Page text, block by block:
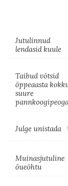
Jutulinnud
lendasid kuule
Taibud võtsid
õppeaasta
suure
Julge unistada
Muinasjutuline
õueõhtu